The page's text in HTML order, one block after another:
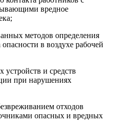
вредное
методов определения
в воздухе рабочей
и средств
при нарушениях
отходов
опасных и вредных